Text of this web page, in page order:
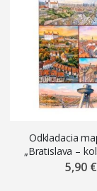
Odkladacia
„Bratislava –
chlopňami a
5,90 €